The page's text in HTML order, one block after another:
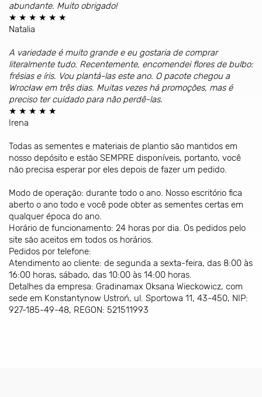
abundante. Muito obrigado!
★ ★ ★ ★ ★ ★
Natalia
A variedade é muito grande e eu gostaria de comprar
literalmente tudo. Recentemente, encomendei flores de bulbo:
frésias e íris. Vou plantá-las este ano. O pacote chegou a
Wrocław em três dias. Muitas vezes há promoções, mas é
preciso ter cuidado para não perdê-las.
★ ★ ★ ★ ★
Irena
Todas as sementes e materiais de plantio são mantidos em
nosso depósito e estão SEMPRE disponíveis, portanto, você
não precisa esperar por eles depois de fazer um pedido.
Modo de operação: durante todo o ano. Nosso escritório fica
aberto o ano todo e você pode obter as sementes certas em
qualquer época do ano.
Horário de funcionamento: 24 horas por dia. Os pedidos pelo
site são aceitos em todos os horários.
Pedidos por telefone:
Atendimento ao cliente: de segunda a sexta-feira, das 8:00 às
16:00 horas, sábado, das 10:00 às 14:00 horas.
Detalhes da empresa: Gradinamax Oksana Wieckowicz, com
sede em Konstantynow Ustroń, ul. Sportowa 11, 43-450, NIP:
927-185-49-48, REGON: 521511993